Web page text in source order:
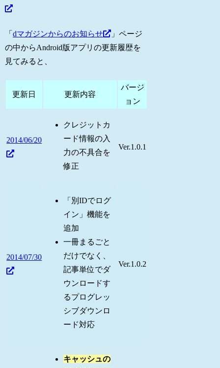
「dマガジンからのお知らせ
」ページ
の中からAndroid版アプリの更新履歴を
見てみると、
更新日 更新内容
バージ
ョン
2014/06/20
クレジットカ
ード情報の入
力の不具合を
修正
Ver.1.0.1
2014/07/30
「別IDでログ
イン」機能を
追加
一冊まるごと
だけでなく、
記事単位でダ
ウンロードす
るプログレッ
シブダウンロ
ード対応
Ver.1.0.2
キャッシュの